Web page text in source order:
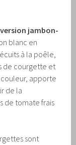
version jambon-
blanc en
à la poêle,
de courgette et
apporte
de la
de tomate frais
sont